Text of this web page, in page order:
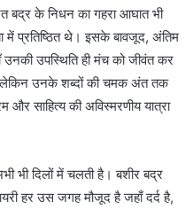
बद्र के निधन का गहरा आघात भी
में प्रतिष्ठित थे। इसके बावजूद, अंतिम
उनकी उपस्थिति ही मंच को जीवंत कर
लेकिन उनके शब्दों की चमक अंत तक
साहित्य की अविस्मरणीय यात्रा
भी दिलों में चलती है। बशीर बद्र
हर उस जगह मौजूद है जहाँ दर्द है,